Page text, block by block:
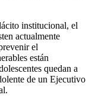
institucional, el
actualmente
el
están
quedan a
de un Ejecutivo